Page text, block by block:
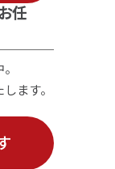
任
ます。